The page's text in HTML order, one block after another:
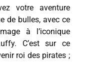
votre aventure
de bulles, avec ce
à l’iconique
C’est sur ce
roi des pirates ;